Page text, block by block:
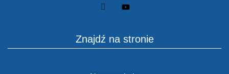
Znajdź na stronie